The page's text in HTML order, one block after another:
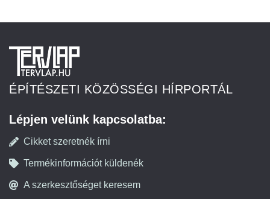
ÉPÍTÉSZETI KÖZÖSSÉGI HÍRPORTÁL
Lépjen velünk kapcsolatba:
Cikket szeretnék írni
Termékinformációt küldenék
A szerkesztőséget keresem